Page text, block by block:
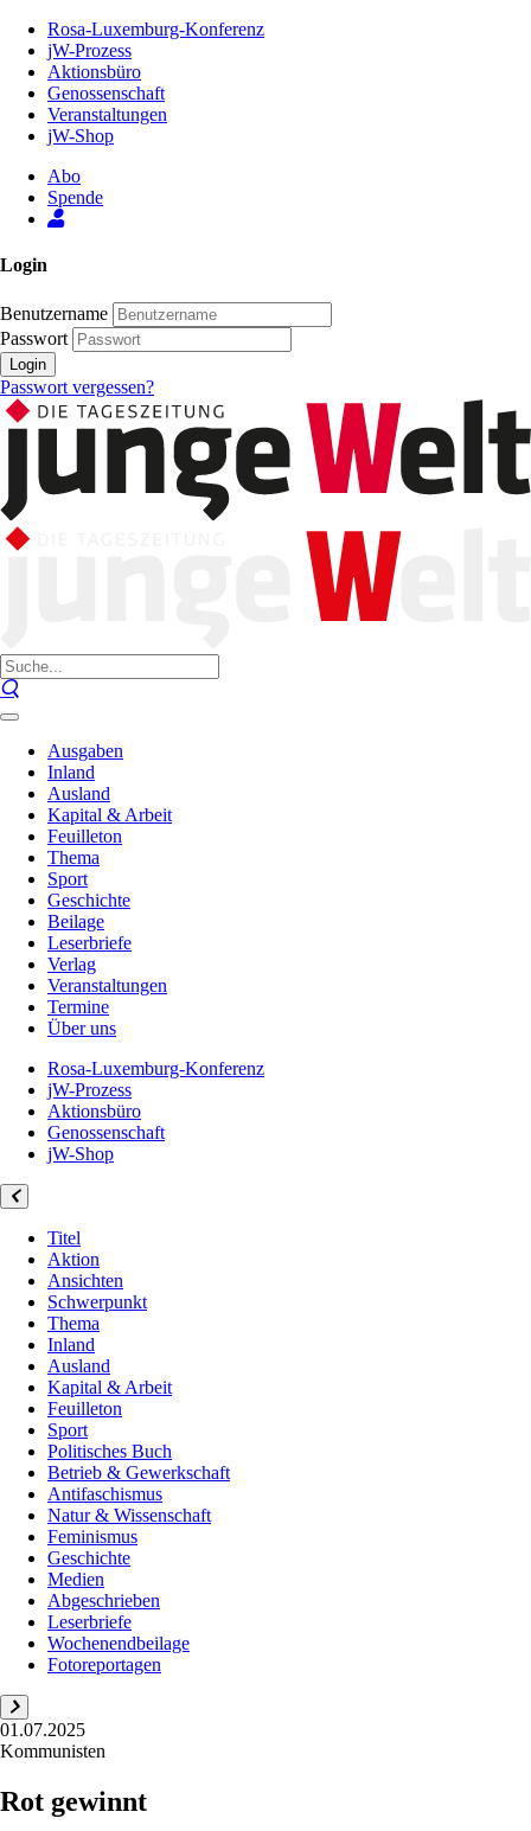
Inhalt
Seite
Rosa-Luxemburg-Konferenz
jW-Prozess
Aktionsbüro
Genossenschaft
Veranstaltungen
jW-Shop
Abo
Spende
Login
Benutzername
Passwort
Login
Passwort vergessen?
Ausgaben
Inland
Ausland
Kapital & Arbeit
Feuilleton
Thema
Sport
Geschichte
Beilage
Leserbriefe
Verlag
Veranstaltungen
Termine
Über uns
Rosa-Luxemburg-Konferenz
jW-Prozess
Aktionsbüro
Genossenschaft
jW-Shop
Titel
Aktion
Ansichten
Schwerpunkt
Thema
Inland
Ausland
Kapital & Arbeit
Feuilleton
Sport
Politisches Buch
Betrieb & Gewerkschaft
Antifaschismus
Natur & Wissenschaft
Feminismus
Geschichte
Medien
Abgeschrieben
Leserbriefe
Wochenendbeilage
Fotoreportagen
01.07.2025
Kommunisten
Rot gewinnt